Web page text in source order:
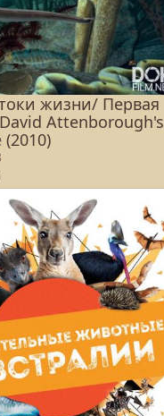
жизни/ Первая
Attenborough's